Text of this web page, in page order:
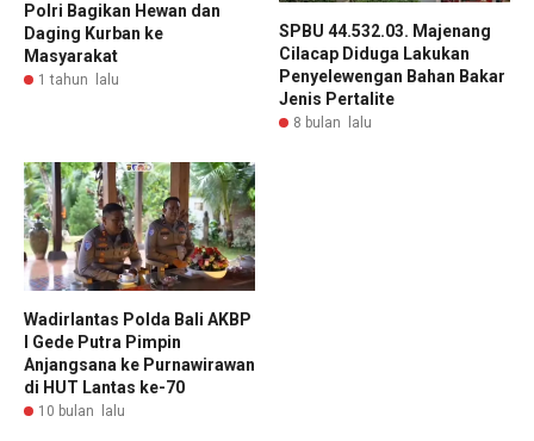
Polri Bagikan Hewan dan
Daging Kurban ke
Masyarakat
1 tahun lalu
SPBU 44.532.03. Majenang
Cilacap Diduga Lakukan
Penyelewengan Bahan Bakar
Jenis Pertalite
8 bulan lalu
Wadirlantas Polda Bali AKBP
I Gede Putra Pimpin
Anjangsana ke Purnawirawan
di HUT Lantas ke-70
10 bulan lalu